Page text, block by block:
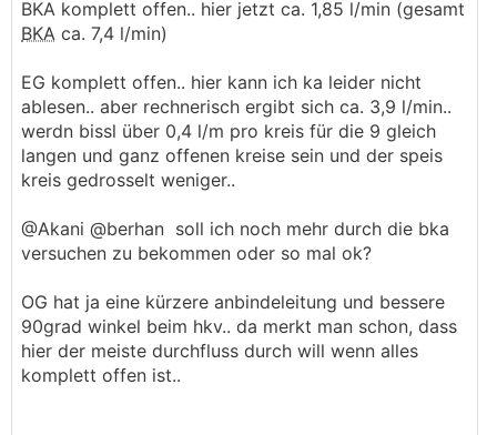
BKA komplett offen.. hier jetzt ca. 1,85 l/min (gesamt
BKA ca. 7,4 l/min)
EG komplett offen.. hier kann ich ka leider nicht
ablesen.. aber rechnerisch ergibt sich ca. 3,9 l/min..
werdn bissl über 0,4 l/m pro kreis für die 9 gleich
langen und ganz offenen kreise sein und der speis
kreis gedrosselt weniger..
@Akani @berhan soll ich noch mehr durch die bka
versuchen zu bekommen oder so mal ok?
OG hat ja eine kürzere anbindeleitung und bessere
90grad winkel beim hkv.. da merkt man schon, dass
hier der meiste durchfluss durch will wenn alles
komplett offen ist..